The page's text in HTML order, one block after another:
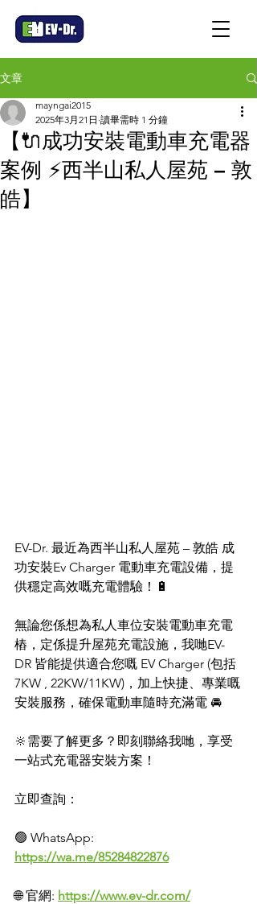
文章
【🔌成功安裝電動車充電器
案例 ⚡西半山私人屋苑 – 敦
皓】
mayngai2015
2025年3月21日 讀畢需時 1 分鐘
EV-Dr. 最近為西半山私人屋苑 – 敦皓 成
功安裝Ev Charger 電動車充電設備，提
供穩定高效嘅充電體驗！🔋
無論您係想為私人車位安裝電動車充電
樁，定係提升屋苑充電設施，我哋EV-
DR 皆能提供適合您嘅 EV Charger (包括
7KW , 22KW/11KW)，加上快捷、專業嘅
安裝服務，確保電動車隨時充滿電 🚘
🔆需要了解更多？即刻聯絡我哋，享受
一站式充電器安裝方案！
立即查詢：
🟢 WhatsApp:
https://wa.me/85284822876
🌐 官網: https://www.ev-dr.com/